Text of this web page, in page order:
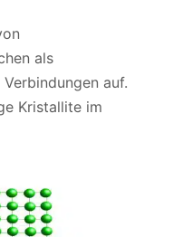
als
auf.
Kristallite im